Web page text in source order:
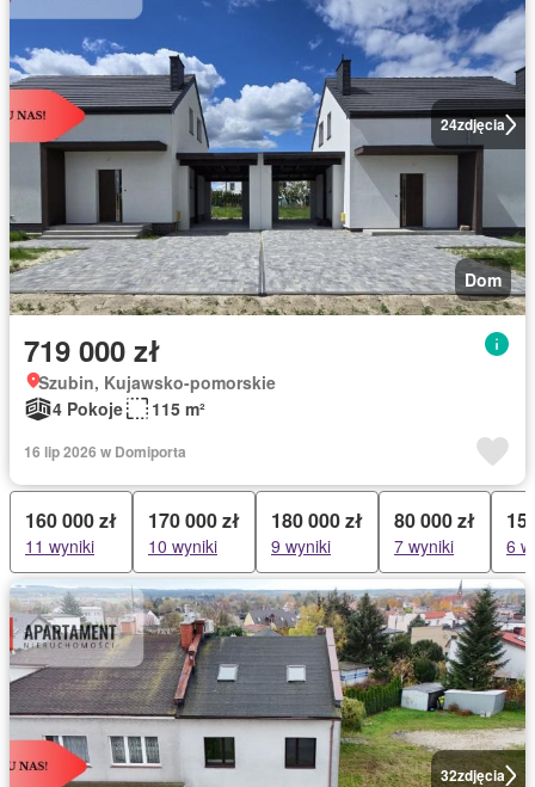
24zdjęcia
Dom
719 000 zł
Szubin, Kujawsko-pomorskie
4 Pokoje
115 m²
16 lip 2026 w Domiporta
160 000 zł
11 wyniki
170 000 zł
10 wyniki
180 000 zł
9 wyniki
80 000 zł
7 wyniki 6
32zdjęcia